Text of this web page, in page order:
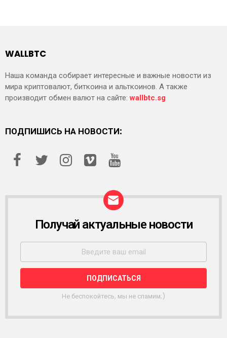
WALLBTC
Наша команда собирает интересные и важные новости из
мира криптовалют, биткоина и альткоинов. А также
производит обмен валют на сайте:wallbtc.sg
ПОДПИШИСЬ НА НОВОСТИ:
С
Ы
Л
К
Получай актуальные новости
Не беспокойтесь, мы не спамим;)